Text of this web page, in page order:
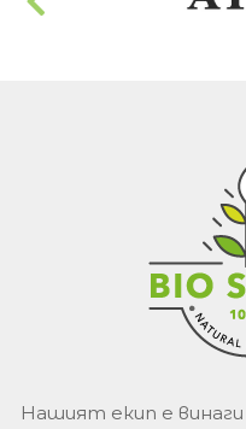
Нашият екип е